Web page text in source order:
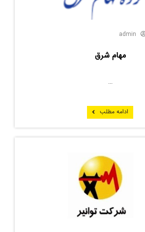
admin
مهام شرق
...
ادامه مطلب